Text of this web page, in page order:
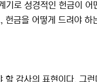
로 성경적인 헌금이 어
금을 어떻게 드려야
감사의 표현이다. 그